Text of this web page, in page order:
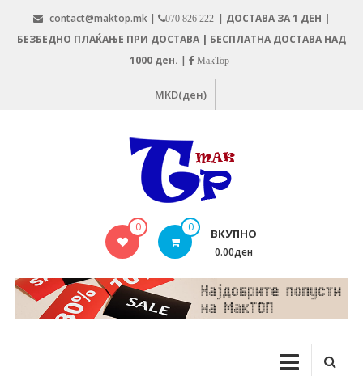
content
contact@maktop.mk | 070 826 222 | ДОСТАВА ЗА 1 ДЕН |
БЕЗБЕДНО ПЛАЌАЊЕ ПРИ ДОСТАВА | БЕСПЛАТНА ДОСТАВА НАД
1000 ден. | MakTop
MKD(ден)
MAKTOP.MK
0 0 ВКУПНО
0.00ден